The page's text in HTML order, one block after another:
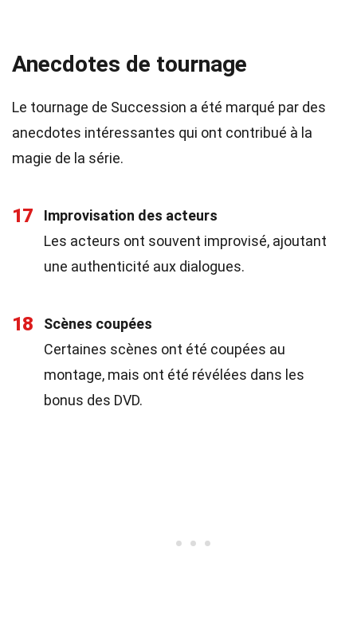
Anecdotes de tournage
Le tournage de Succession a été marqué par des
anecdotes intéressantes qui ont contribué à la
magie de la série.
17
Improvisation des acteurs
Les acteurs ont souvent improvisé, ajoutant
une authenticité aux dialogues.
18
Scènes coupées
Certaines scènes ont été coupées au
montage, mais ont été révélées dans les
bonus des DVD.